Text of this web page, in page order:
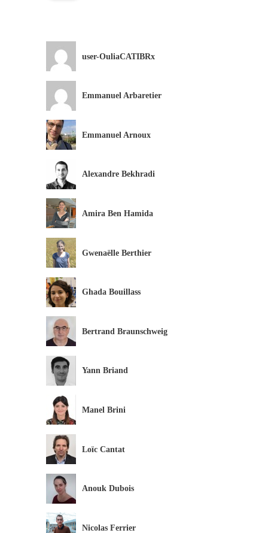
user-OuliaCATIBRx
Emmanuel Arbaretier
Emmanuel Arnoux
Alexandre Bekhradi
Amira Ben Hamida
Gwenaëlle Berthier
Ghada Bouillass
Bertrand Braunschweig
Yann Briand
Manel Brini
Loïc Cantat
Anouk Dubois
Nicolas Ferrier